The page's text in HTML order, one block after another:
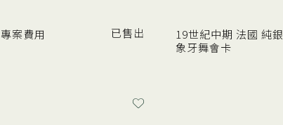
案費用 已售出
19世紀中期 法國 純銀
象牙舞會卡